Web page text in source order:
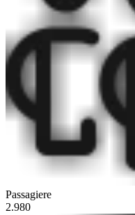
Passagiere
2.980